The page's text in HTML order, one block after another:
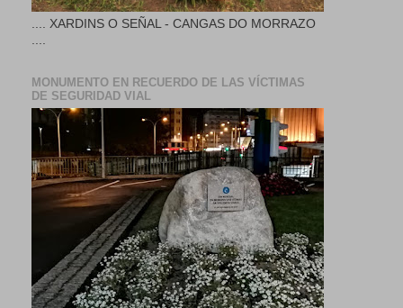
.... XARDINS O SEÑAL - CANGAS DO MORRAZO
MONUMENTO EN RECUERDO DE LAS VÍCTIMAS
DE SEGURIDAD VIAL